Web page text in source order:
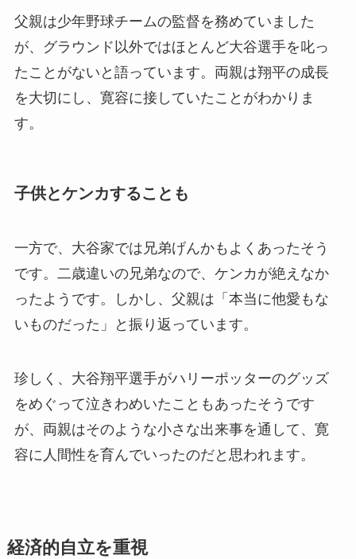
父親は少年野球チームの監督を務めていました
が、グラウンド以外ではほとんど大谷選手を叱っ
たことがないと語っています。両親は翔平の成長
を大切にし、寛容に接していたことがわかりま
す。
子供とケンカすることも
一方で、大谷家では兄弟げんかもよくあったそう
です。二歳違いの兄弟なので、ケンカが絶えなか
ったようです。しかし、父親は「本当に他愛もな
いものだった」と振り返っています。
珍しく、大谷翔平選手がハリーポッターのグッズ
をめぐって泣きわめいたこともあったそうです
が、両親はそのような小さな出来事を通して、寛
容に人間性を育んでいったのだと思われます。
経済的自立を重視